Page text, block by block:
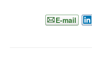
E-mail